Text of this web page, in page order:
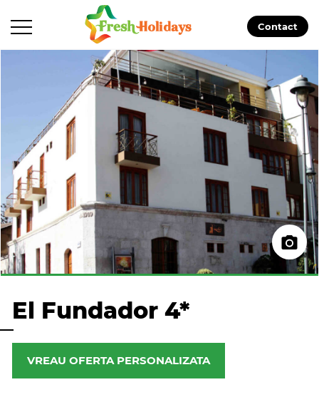
Contact
El Fundador 4*
VREAU OFERTA PERSONALIZATA